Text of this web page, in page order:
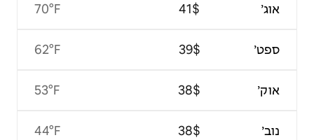
70°F
62°F
53°F
44°F